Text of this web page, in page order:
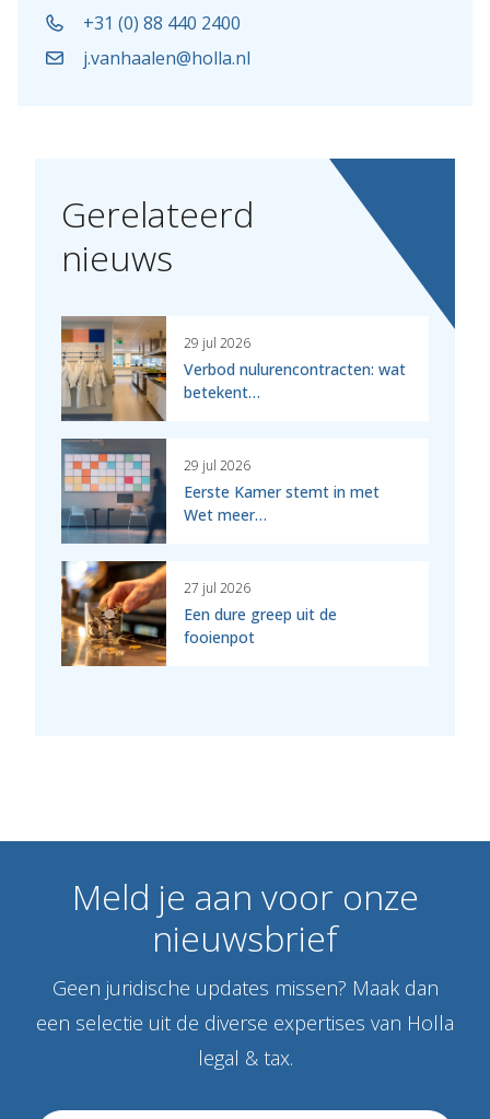
+31 (0) 88 440 2400
j.vanhaalen@holla.nl
Gerelateerd
nieuws
29 jul 2026
Verbod nulurencontracten: wat
betekent…
29 jul 2026
Eerste Kamer stemt in met
Wet meer…
27 jul 2026
Een dure greep uit de
fooienpot
Meld je aan voor onze
nieuwsbrief
Geen juridische updates missen? Maak dan
een selectie uit de diverse expertises van Holla
legal & tax.